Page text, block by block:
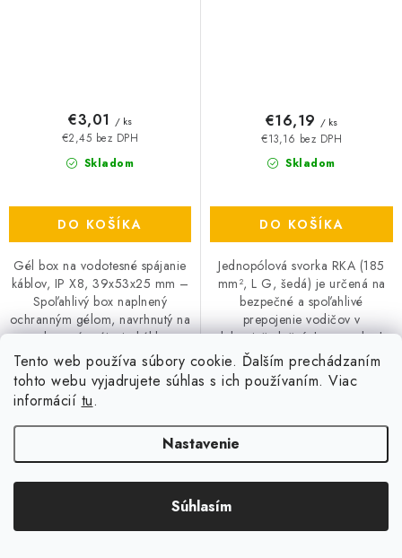
Tento web používa súbory cookie. Ďalším prechádzaním
tohto webu vyjadrujete súhlas s ich používaním. Viac
informácií tu.
Nastavenie
Súhlasím
Skladom
€2,45 bez DPH
€3,01 / ks
DO KOŠÍKA
Gél box na vodotesné spájanie
káblov, IP X8, 39x53x25 mm –
Spoľahlivý box naplnený
ochranným gélom, navrhnutý na
vodotesné spájanie káblov.
Krytie IP X8 zabezpečuje
úplnú...
Skladom
€13,16 bez DPH
€16,19 / ks
DO KOŠÍKA
Jednopólová svorka RKA (185
mm², L G, šedá) je určená na
bezpečné a spoľahlivé
prepojenie vodičov v
elektroinštalačných rozvodoch.
Poskytuje vysokú vodivosť,
pevné uchytenie a...
Dvojitá radová svorka
Svorka nulová, 7 vývodov,